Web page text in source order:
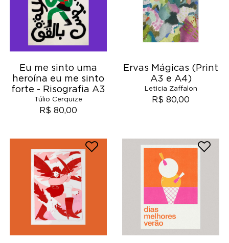
Eu me sinto uma
heroína eu me sinto
forte - Risografia A3
Túlio Cerquize
R$ 80,00
Ervas Mágicas (Print
A3 e A4)
Leticia Zaffalon
R$ 80,00